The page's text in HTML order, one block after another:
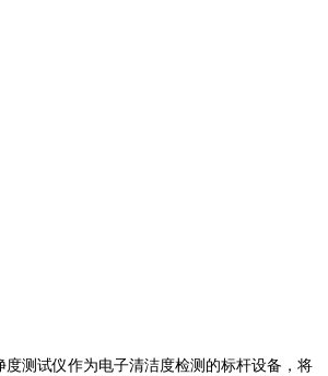
度测试仪作为电子清洁度检测的标杆设备，将